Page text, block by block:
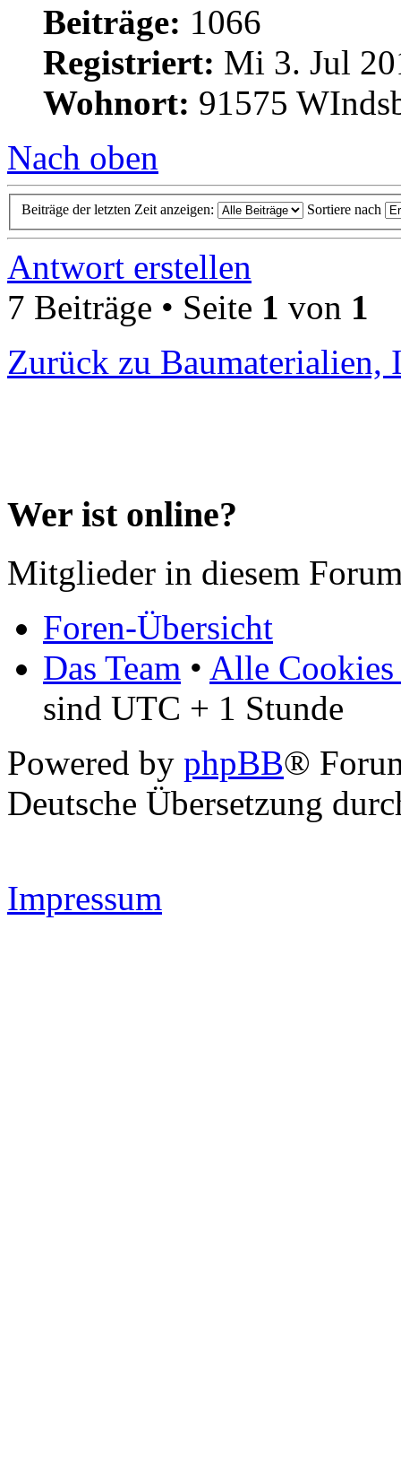
Beiträge: 1066
Registriert: Mi 3. Jul
Wohnort: 91575
Nach oben
Beiträge der letzten Zeit anzeigen: Sortiere nach
Antwort erstellen
7 Beiträge • Seite 1 von 1
Zurück zu Baumaterialien,
Wer ist online?
Mitglieder in diesem
Foren-Übersicht
Das Team • Alle Cookies
sind UTC + 1 Stunde
Powered by phpBB®
Deutsche Übersetzung
Impressum